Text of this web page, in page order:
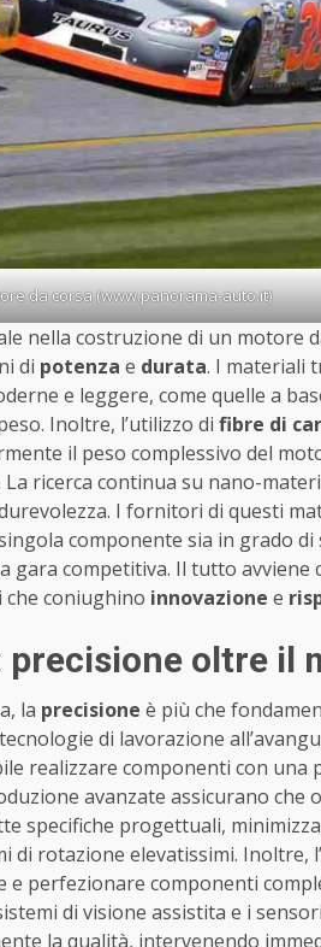
da corsa (www.panorama-auto.it)
nella costruzione di un motore
di potenza e durata. I materiali
e leggere, come quelle a
Inoltre, l’utilizzo di fibre di
il peso complessivo del
La ricerca continua su nano-
I fornitori di questi
componente sia in grado
competitiva. Il tutto avviene
coniughino innovazione e
precisione oltre il
la precisione è più che
di lavorazione
realizzare componenti con una
avanzate assicurano che
specifiche progettuali,
rotazione elevatissimi. Inoltre,
perfezionare componenti
di visione assistita e i
la qualità, intervenendo